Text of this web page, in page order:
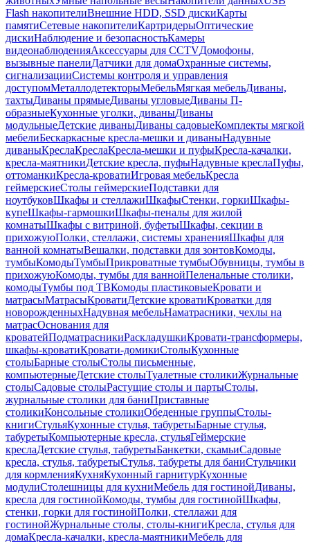
Flash накопителиВнешние HDD, SSD дискиКарты
памятиСетевые накопителиКартридерыОптические
дискиНаблюдение и безопасностьКамеры
видеонаблюденияАксессуары для CCTVДомофоны,
вызывные панелиДатчики для домаОхранные системы,
сигнализацииСистемы контроля и управления
доступомМеталлодетекторыМебельМягкая мебельДиваны,
тахтыДиваны прямыеДиваны угловыеДиваны П-
образныеКухонные уголки, диваныДиваны
модульныеДетские диваныДиваны садовыеКомплекты мягкой
мебелиБескаркасные кресла-мешки и диваныНадувные
диваныКреслаКреслаКресла-мешки и пуфыКресла-качалки,
кресла-маятникиДетские кресла, пуфыНадувные креслаПуфы,
оттоманкиКресла-кроватиИгровая мебельКресла
геймерскиеСтолы геймерскиеПодставки для
ноутбуковШкафы и стеллажиШкафыСтенки, горкиШкафы-
купеШкафы-гармошкиШкафы-пеналы для жилой
комнатыШкафы с витриной, буфетыШкафы, секции в
прихожуюПолки, стеллажи, системы храненияШкафы для
ванной комнатыВешалки, подставки для зонтовКомоды,
тумбыКомодыТумбыПрикроватные тумбыОбувницы, тумбы в
прихожуюКомоды, тумбы для ваннойПеленальные столики,
комодыТумбы под ТВКомоды пластиковыеКровати и
матрасыМатрасыКроватиДетские кроватиКроватки для
новорожденныхНадувная мебельНаматрасники, чехлы на
матрасОснования для
кроватейПодматрасникиРаскладушкиКровати-трансформеры,
шкафы-кроватиКровати-домикиСтолыКухонные
столыБарные столыСтолы письменные,
компьютерныеДетские столыТуалетные столикиЖурнальные
столыСадовые столыРастущие столы и партыСтолы,
журнальные столики для баниПриставные
столикиКонсольные столикиОбеденные группыСтолы-
книгиСтульяКухонные стулья, табуретыБарные стулья,
табуретыКомпьютерные кресла, стульяГеймерские
креслаДетские стулья, табуретыБанкетки, скамьиСадовые
кресла, стулья, табуретыСтулья, табуреты для баниСтульчики
для кормленияКухняКухонный гарнитурКухонные
модулиСтолешницы для кухниМебель для гостинойДиваны,
кресла для гостинойКомоды, тумбы для гостинойШкафы,
стенки, горки для гостинойПолки, стеллажи для
гостинойЖурнальные столы, столы-книгиКресла, стулья для
домаКресла-качалки, кресла-маятникиМебель для